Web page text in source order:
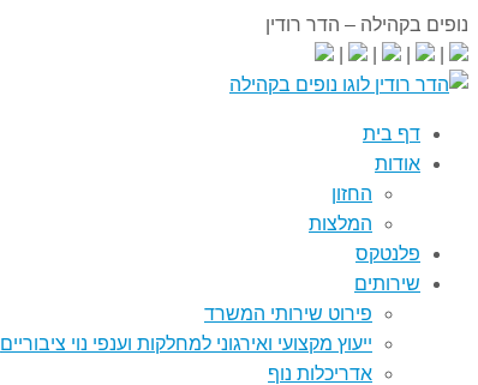
נופים בקהילה – הדר רודין
דף בית
אודות
החזון
המלצות
פלנטקס
שירותים
פירוט שירותי המשרד
ייעוץ מקצועי ואירגוני למחלקות וענפי נוי ציבוריים
אדריכלות נוף